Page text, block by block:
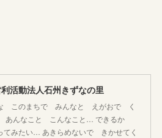
活動法人石州きずなの里
このまちで みんなと えがおで く
あんなこと こんなこと… できるか
みたい… あきらめないで きかせてく